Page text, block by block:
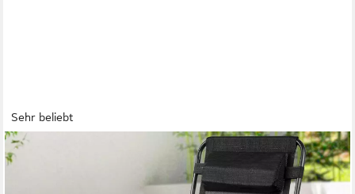
Sehr beliebt
HURACAN
Gartenliege Sonnenliege Klappbar, Gartenliege Wetterfest, bis
120 KG, 1 St., Liegestuhl Garten mit Nackenkissen